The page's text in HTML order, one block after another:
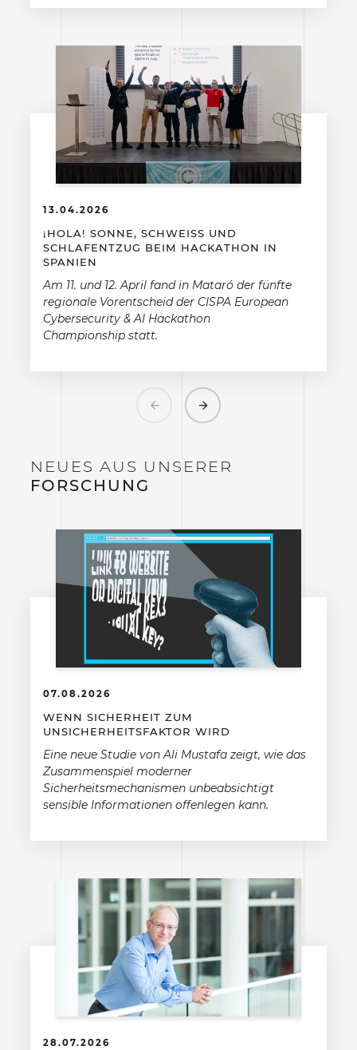
13.04.2026
¡HOLA! SONNE, SCHWEISS UND S
CHLAFENTZUG BEIM HACKATHON IN S
PANIEN
Am 11. und 12. April fand in Mataró der fünfte
regionale Vorentscheid der CISPA European
Cybersecurity & AI Hackathon
Championship statt.
Previous Next
NEUES AUS UNSERER
FORSCHUNG
07.08.2026
WENN SICHERHEIT ZUM
UNSICHERHEITSFAKTOR WIRD
Eine neue Studie von Ali Mustafa zeigt, wie das
Zusammenspiel moderner
Sicherheitsmechanismen unbeabsichtigt
sensible Informationen offenlegen kann.
28.07.2026